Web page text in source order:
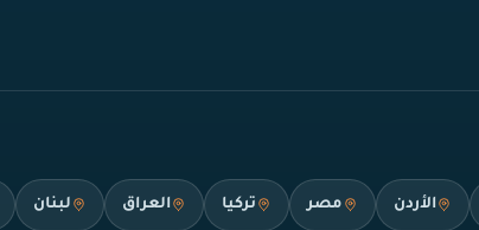
الأردن مصر تركيا العراق لبنان